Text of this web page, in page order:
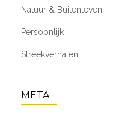
Natuur & Buitenleven
Persoonlijk
Streekverhalen
META